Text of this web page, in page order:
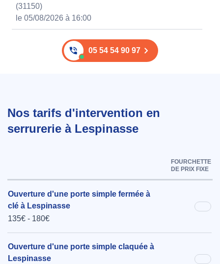
(31150)
le 05/08/2026 à 16:00
05 54 54 90 97
Nos tarifs d'intervention en
serrurerie à Lespinasse
FOURCHETTE
DE PRIX FIXE
Ouverture d'une porte simple fermée à
clé à Lespinasse
135€ - 180€
Ouverture d'une porte simple claquée à
Lespinasse